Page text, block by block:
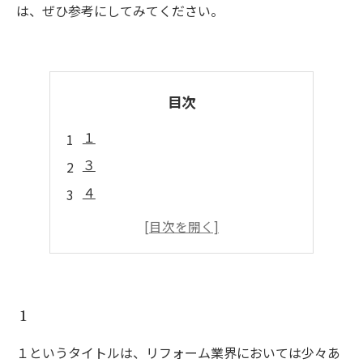
は、ぜひ参考にしてみてください。
目次
１
３
４
１
１というタイトルは、リフォーム業界においては少々あ